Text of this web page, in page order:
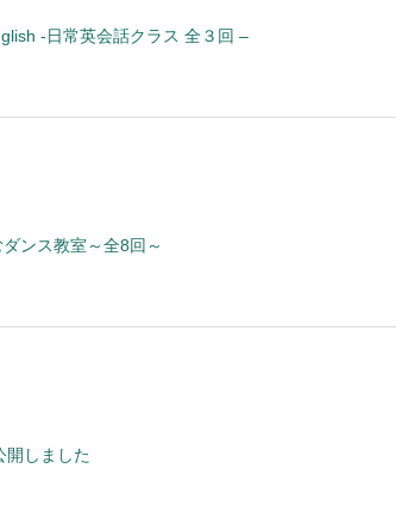
-日常英会話クラス 全３回 –
ンス教室～全8回～
しました